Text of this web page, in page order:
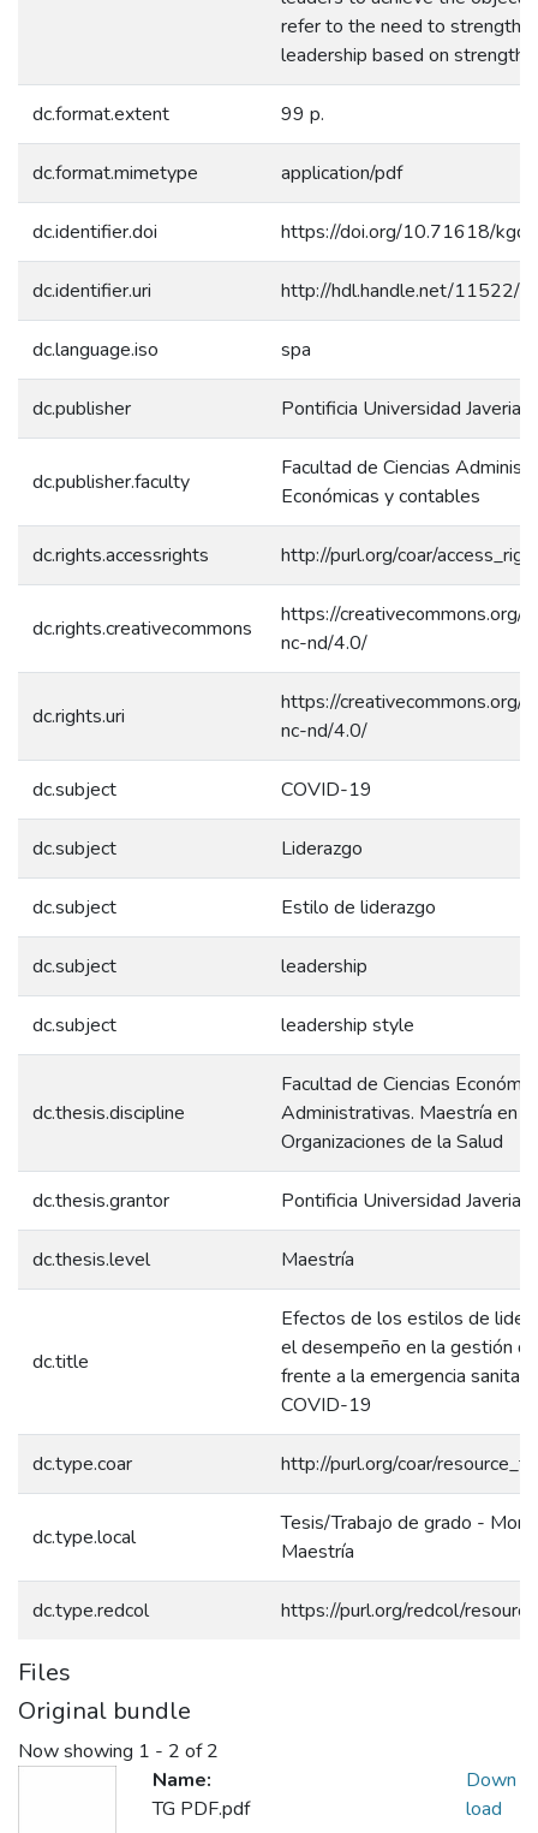
refer to the need to
leadership based on strengths.
dc.format.extent 99 p.
dc.format.mimetype application/pdf
dc.identifier.doi https://doi.org/10.71618/
dc.identifier.uri http://hdl.handle.net/11522/
dc.language.iso spa
dc.publisher Pontificia Universidad
dc.publisher.faculty
Facultad de Ciencias
Económicas y contables
dc.rights.accessrights http://purl.org/coar/
dc.rights.creativecommons
https://creativecommons.org/
nc-nd/4.0/
dc.rights.uri
https://creativecommons.org/
nc-nd/4.0/
dc.subject COVID-19
dc.subject Liderazgo
dc.subject Estilo de liderazgo
dc.subject leadership
dc.subject leadership style
dc.thesis.discipline
Facultad de Ciencias
Administrativas. Maestría en
Organizaciones de la Salud
dc.thesis.grantor Pontificia Universidad
dc.thesis.level Maestría
dc.title
Efectos de los estilos de
el desempeño en la gestión
frente a la emergencia
COVID-19
dc.type.coar http://purl.org/coar/
dc.type.local
Tesis/Trabajo de grado -
Maestría
dc.type.redcol https://purl.org/redcol/
Files
Original bundle
Now showing 1 - 2 of 2
Name:
TG PDF.pdf
Down
load